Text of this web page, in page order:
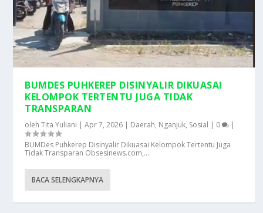
BUMDES PUHKEREP DISINYALIR DIKUASAI
KELOMPOK TERTENTU JUGA TIDAK
TRANSPARAN
olehTita Yuliani |Apr 7, 2026 | Daerah, Nganjuk, Sosial | 0
|
BUMDes Puhkerep Disinyalir Dikuasai Kelompok Tertentu Juga
Tidak Transparan Obsesinews.com,...
BACA SELENGKAPNYA